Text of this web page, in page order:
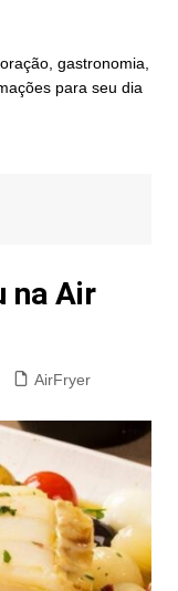
gastronomia,
para seu dia
na Air
AirFryer